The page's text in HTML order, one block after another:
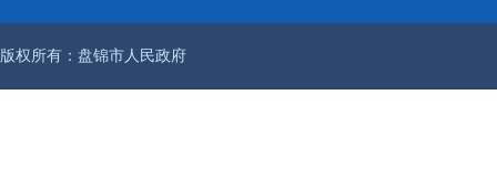
版权所有：盘锦市人民政府